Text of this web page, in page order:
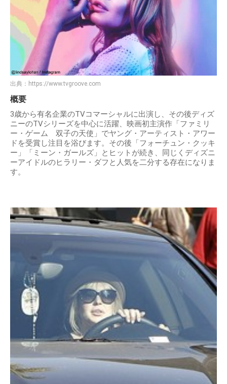
出典： https://www.tvgroove.com
概要
3歳から有名企業のTVコマーシャルに出演し、その後ディズ
ニーのTVシリーズを中心に活躍、映画初主演作「ファミリ
ー・ゲーム 双子の天使」でヤング・アーティスト・アワー
ドを受賞し注目を浴びます。その後「フォーチュン・クッキ
ー」「ミーン・ガールズ」とヒットが続き、同じくディズニ
ーアイドルのヒラリー・ダフと人気を二分する存在になりま
す。